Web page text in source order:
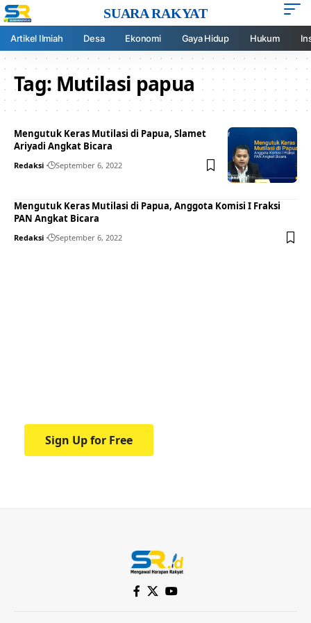
SUARA RAKYAT
Artikel Ilmiah Desa Ekonomi Gaya Hidup Hukum
Tag:Mutilasi papua
Mengutuk Keras Mutilasi di Papua, Slamet
Ariyadi Angkat Bicara
Redaksi September 6, 2022
Mengutuk Keras Mutilasi di Papua, Anggota Komisi I Fraksi
PAN Angkat Bicara
Redaksi September 6, 2022
Sign Up for Free